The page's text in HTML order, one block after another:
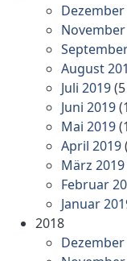
Dezember
August
Juli 2019
Juni 2019
Mai 2019
April 2019
März 2019
Februar
Januar
2018
Dezember